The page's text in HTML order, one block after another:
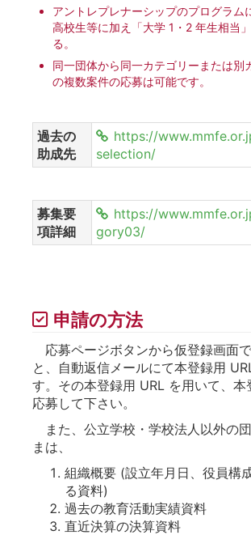
アントレプレナーシップのプログラム
高校生等に加え「大学 1・2 年生相当
る。
同一団体から同一カテゴリーまたは別
の複数案件の応募は可能です。
過去の
助成先
https://
selection/
募集要
項詳細
https://
gory03/
申請の方法
応募ページボタンから仮登録画面で
と、自動返信メールにて本登録用
す。その本登録用 URL を用いて、本
応募して下さい。
また、公立学校・学校法人以外の
まは、
組織概要 (設立年月日、役員構
る資料)
過去の教育活動実績資料
直近決算の決算資料